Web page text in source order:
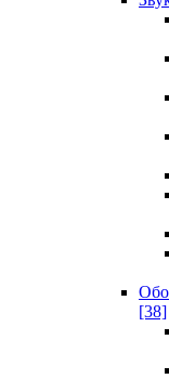
[38]